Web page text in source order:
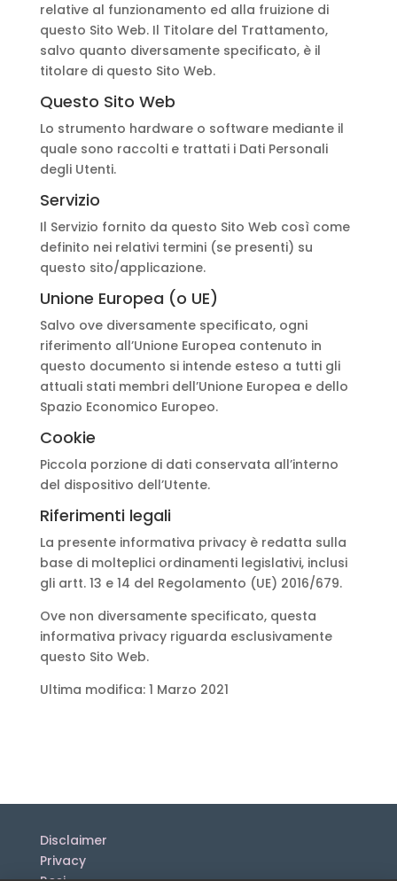
relative al funzionamento ed alla fruizione di
questo Sito Web. Il Titolare del Trattamento,
salvo quanto diversamente specificato, è il
titolare di questo Sito Web.
Questo Sito Web
Lo strumento hardware o software mediante il
quale sono raccolti e trattati i Dati Personali
degli Utenti.
Servizio
Il Servizio fornito da questo Sito Web così come
definito nei relativi termini (se presenti) su
questo sito/applicazione.
Unione Europea (o UE)
Salvo ove diversamente specificato, ogni
riferimento all’Unione Europea contenuto in
questo documento si intende esteso a tutti gli
attuali stati membri dell’Unione Europea e dello
Spazio Economico Europeo.
Cookie
Piccola porzione di dati conservata all’interno
del dispositivo dell’Utente.
Riferimenti legali
La presente informativa privacy è redatta sulla
base di molteplici ordinamenti legislativi, inclusi
gli artt. 13 e 14 del Regolamento (UE) 2016/679.
Ove non diversamente specificato, questa
informativa privacy riguarda esclusivamente
questo Sito Web.
Ultima modifica: 1 Marzo 2021
Disclaimer
Privacy